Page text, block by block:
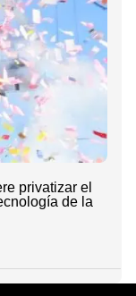
privatizar el
de la